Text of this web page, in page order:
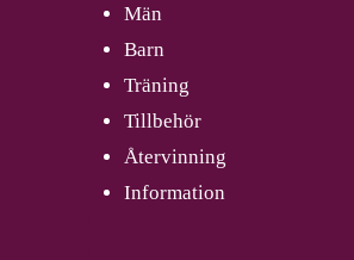
Män
Barn
Träning
Tillbehör
Återvinning
Information